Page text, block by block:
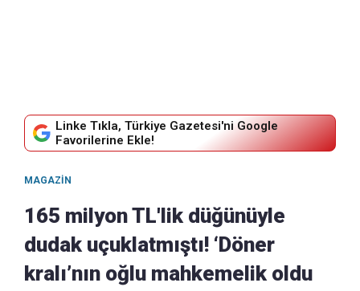
Linke Tıkla, Türkiye Gazetesi'ni Google
Favorilerine Ekle!
MAGAZIN
165 milyon TL'lik düğünüyle
dudak uçuklatmıştı! ‘Döner
kralı’nın oğlu mahkemelik oldu